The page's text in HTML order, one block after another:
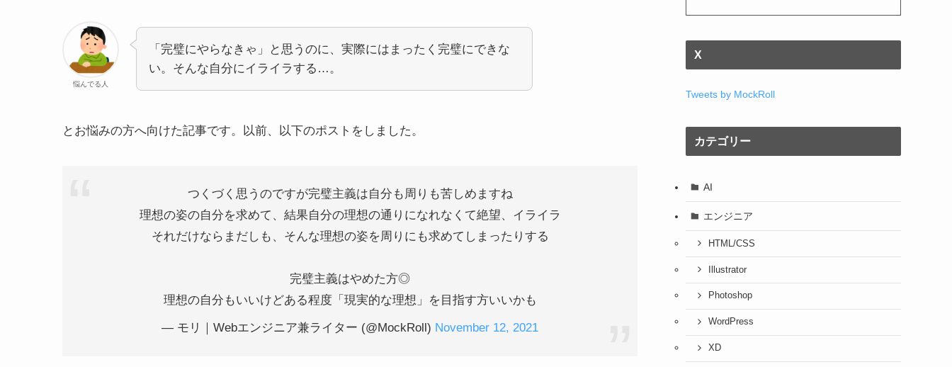
悩んでる人
「完璧にやらなきゃ」と思うのに、実際にはまったく完璧にできな
い。そんな自分にイライラする…。
とお悩みの方へ向けた記事です。以前、以下のポストをしました。
つくづく思うのですが完璧主義は自分も周りも苦しめますね
理想の姿の自分を求めて、結果自分の理想の通りになれなくて絶望、イライラ
それだけならまだしも、そんな理想の姿を周りにも求めてしまったりする
完璧主義はやめた方◎
理想の自分もいいけどある程度「現実的な理想」を目指す方いいかも
— モリ｜Webエンジニア兼ライター (@MockRoll) November 12, 2021
X
Tweets by MockRoll
カテゴリー
AI
エンジニア
HTML/CSS
Illustrator
Photoshop
WordPress
XD